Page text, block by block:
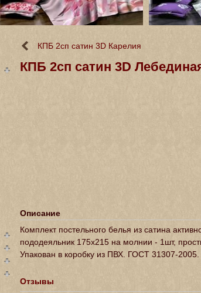
КПБ 2сп сатин 3D Карелия
КПБ 2сп сатин 3D
Описание
Комплект постельного белья из сатина
пододеяльник 175х215 на молнии - 1шт,
Упакован в коробку из ПВХ. ГОСТ 31307-2005.
Отзывы